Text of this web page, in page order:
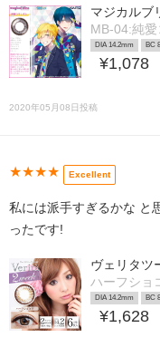
マジカルブ
MB-04:純愛
DIA 14.2mm BC
¥1,078
2020年05月08日投稿
★★★★ Excellent
私には派手すぎるかな と
ったです!
ヴェリタツ
ハーフショ
DIA 14.2mm BC
¥1,628